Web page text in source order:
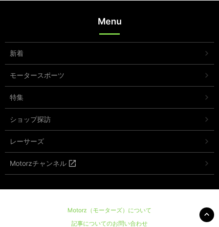
Menu
新着
モータースポーツ
特集
ショップ探訪
レーサーズ
Motorzチャンネル
Motorz（モーターズ）について
記事についてのお問い合わせ